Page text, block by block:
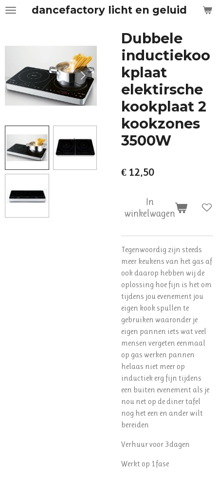
Ga
de
dancefactory licht en geluid
Dubbele
inductiekoo
kplaat
elektirsche
kookplaat 2
kookzones
3500W
€ 12,50
In
winkelwagen
Tegenwoordig zijn steeds
meer keukens van het gas af
ook daarop hebben wij de
oplossing hoe fijn is het om
tijdens jou evenement jou
eigen kook spullen te
gebruiken waaronder je
eigen pannen iets wat veel
mensen vergeten eenmaal
op gas werken pannen
helaas niet meer op
inductiek erg fijn tijdens
een buiten evenement als je
nou net op de diner tafel
nog het een en ander wilt
bereiden
Verhuur voor 3dagen
Werkt op 1fase